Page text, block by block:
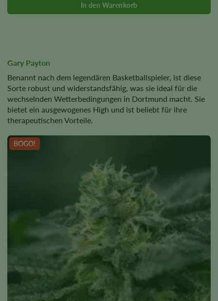
chosen
Gary Payton
Benannt nach dem legendären Basketballspieler, ist diese
Sorte robust und widerstandsfähig, was sie ideal für die
wechselnden Wetterbedingungen in Dortmund macht. Sie
bietet ein ausgewogenes High und ist beliebt für ihre
therapeutischen Vorteile.
BOGO!